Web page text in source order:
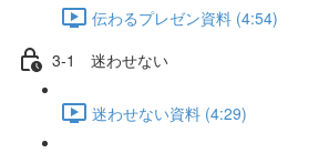
伝わるプレゼン資料 (4:54)
3-1 迷わせない
迷わせない資料 (4:29)